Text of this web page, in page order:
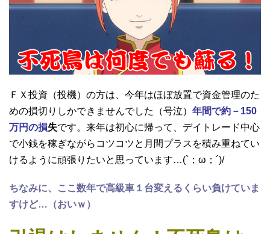
ＦＸ投資（投機）の方は、今年はほぼ放置で資金管理のた
めの損切りしかできませんでした（号泣） 年間で約－150
万円の損失です。来年は初心に帰って、デイトレード中心
で小銭を稼ぎながらコツコツと月間プラスを積み重ねてい
けるように頑張りたいと思っています…(`；ω；´)/
ちなみに、ここ数年で高級車１台変えるくらい負けていま
すけど…（おいｗ）